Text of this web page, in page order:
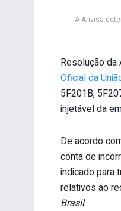
A Anvisa
Resolução da
Oficial da
5F201B,
injetável da
De acordo
conta de
indicado para
relativos ao
Brasil.